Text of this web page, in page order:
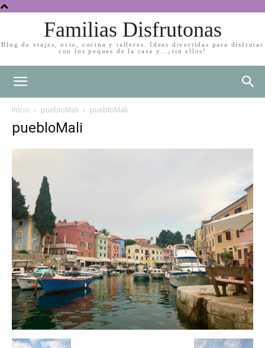
Familias Disfrutonas
Blog de viajes, ocio, cocina y talleres. Ideas divertidas para disfrutar
con los peques de la casa y…¡sin ellos!
Inicio puebloMali puebloMali
puebloMali